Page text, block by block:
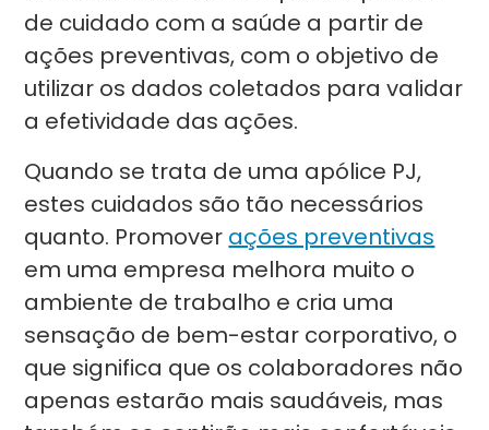
de cuidado com a saúde a partir de
ações preventivas, com o objetivo de
utilizar os dados coletados para validar
a efetividade das ações.
Quando se trata de uma apólice PJ,
estes cuidados são tão necessários
quanto. Promover ações preventivas
em uma empresa melhora muito o
ambiente de trabalho e cria uma
sensação de bem-estar corporativo, o
que significa que os colaboradores não
apenas estarão mais saudáveis, mas